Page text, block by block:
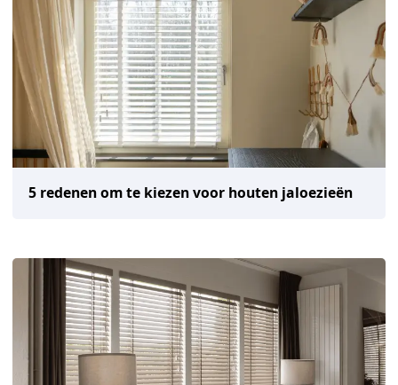
5 redenen om te kiezen voor houten jaloezieën